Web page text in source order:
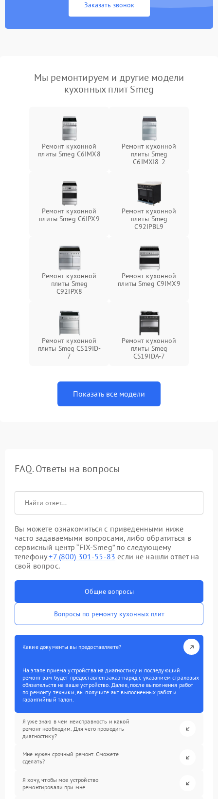
Заказать звонок
Мы ремонтируем и другие модели
кухонных плит Smeg
Ремонт кухонной
плиты Smeg C6IMX8
Ремонт кухонной
плиты Smeg
C6IMXI8-2
Ремонт кухонной
плиты Smeg C6IPX9
Ремонт кухонной
плиты Smeg
C92IPBL9
Ремонт кухонной
плиты Smeg
C92IPX8
Ремонт кухонной
плиты Smeg C9IMX9
Ремонт кухонной
плиты Smeg CS19ID-
7
Ремонт кухонной
плиты Smeg
CS19IDA-7
Показать все модели
FAQ. Ответы на вопросы
Вы можете ознакомиться с приведенными ниже
часто задаваемыми вопросами, либо обратиться в
сервисный центр “FIX-Smeg” по следующему
телефону+7 (800) 301-55-83 если не нашли ответ на
свой вопрос.
Общие вопросы
Вопросы по ремонту кухонных плит
Какие документы вы предоставляете?
На этапе приема устройства на диагностику и последующий
ремонт вам будет предоставлен заказ-наряд с указанием страховых
обязательств на ваше устройство. Далее, после выполнения работ
по ремонту техники, вы получите акт выполненных работ и
гарантийный талон.
Я уже знаю в чем неисправность и какой
ремонт необходим. Для чего проводить
диагностику?
Мне нужен срочный ремонт. Сможете
сделать?
Я хочу, чтобы мое устройство
ремонтировали при мне.